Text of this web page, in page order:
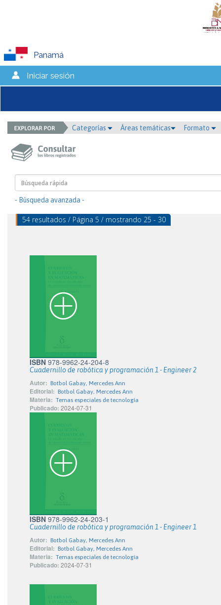
Panamá
Iniciar sesión
Categorías Áreas temáticas Formato
- Búsqueda avanzada -
54 resultados / Página 5 / mostrando 25 - 30
ISBN 978-9962-24-204-8
Cuadernillo de robótica y programación 1 - Engineer 2
Autor: Botbol Gabay, Mercedes Ann
Editorial: Botbol Gabay, Mercedes Ann
Materia: Temas especiales de tecnología
Publicado: 2024-07-31
ISBN 978-9962-24-203-1
Cuadernillo de robótica y programación 1 - Engineer 1
Autor: Botbol Gabay, Mercedes Ann
Editorial: Botbol Gabay, Mercedes Ann
Materia: Temas especiales de tecnología
Publicado: 2024-07-31